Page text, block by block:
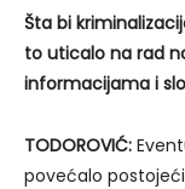
Šta bi
to uticalo na rad
informacijama i
TODOROVIĆ:
povećalo